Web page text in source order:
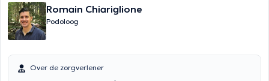
Romain Chiariglione
Podoloog
Over de zorgverlener